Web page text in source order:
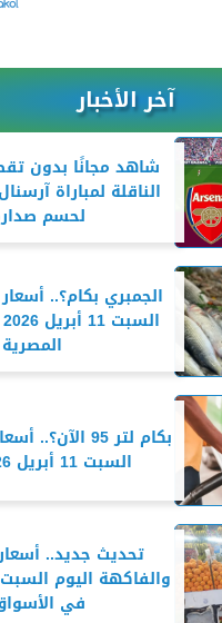
آخر الأخبار
شاهد مجانًا بدون
الناقلة لمباراة
لحسم
الجمبري بكام؟..
المصرية
بكام لتر 95
السبت 11 أبريل 2026 في...
تحديث جديد..
في